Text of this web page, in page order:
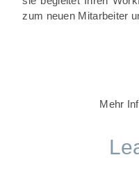
zum neuen Mitarbeiter
Mehr